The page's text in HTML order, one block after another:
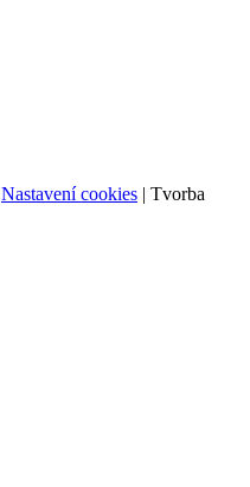
Nastavení cookies | Tvorba